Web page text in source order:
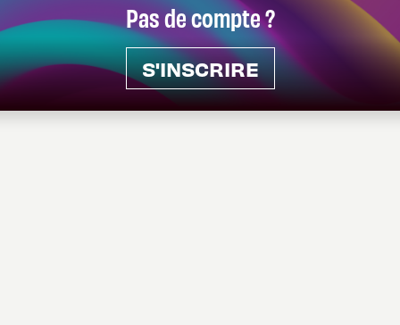
Pas de compte ?
S'INSCRIRE